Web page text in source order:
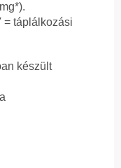
= táplálkozási
készült